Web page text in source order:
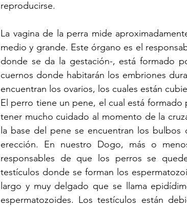
reproducirse.
La vagina de la perra mide
medio y grande. Este órgano es el
donde se da la gestación-, está formado
cuernos donde habitarán los embriones
encuentran los ovarios, los cuales están
El perro tiene un pene, el cual está
tener mucho cuidado al momento de la
la base del pene se encuentran los
erección. En nuestro Dogo, más o
responsables de que los perros se
testículos donde se forman los
largo y muy delgado que se llama
espermatozoides. Los testículos están